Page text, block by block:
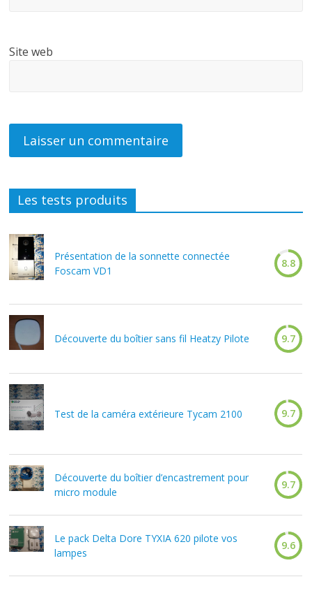
Site web
Les tests produits
Présentation de la sonnette connectée
Foscam VD1
8.8
Découverte du boîtier sans fil Heatzy Pilote 9.7
Test de la caméra extérieure Tycam 2100 9.7
Découverte du boîtier d’encastrement pour
micro module
9.7
Le pack Delta Dore TYXIA 620 pilote vos
lampes
9.6